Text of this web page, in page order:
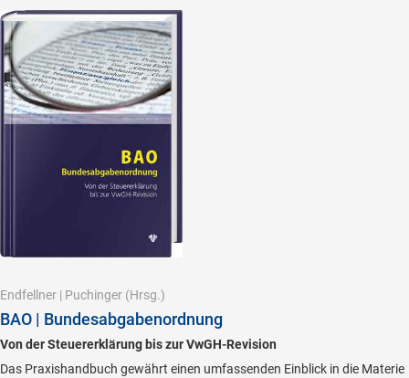
Endfellner | Puchinger (Hrsg.)
BAO | Bundesabgabenordnung
Von der Steuererklärung bis zur VwGH-Revision
Das Praxishandbuch gewährt einen umfassenden Einblick in die Materie